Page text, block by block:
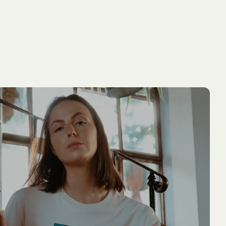
NEU
IN DEN
WARENKORB
T-Shirt Pippi Langstrumpf mit Kling &
Klang
PIPPI LANGSTRUMPF
54.90 EUR